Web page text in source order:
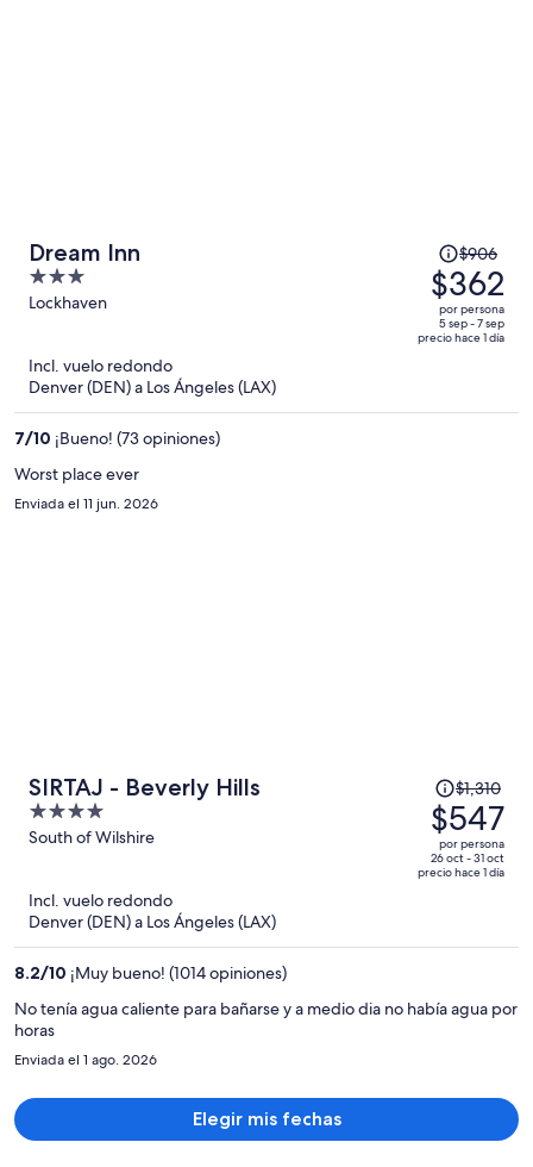
Dream Inn
3
out
Lockhaven
El
precio
era
de
$906
$906
$362
por persona
5 sep - 7 sep
precio hace 1 día
Incl. vuelo redondo
Denver (DEN) a Los Ángeles (LAX)
7/10 ¡Bueno! (73 opiniones)
Worst place ever
Enviada el 11 jun. 2026
SIRTAJ - Beverly Hills
4
out
South of Wilshire
El
precio
era
de
$1,310
$547
$1,310
$547
por persona
26 oct - 31 oct
precio hace 1 día
Incl. vuelo redondo
Denver (DEN) a Los Ángeles (LAX)
8.2/10 ¡Muy bueno! (1014 opiniones)
No tenía agua caliente para bañarse y a medio dia no había agua por
horas
Enviada el 1 ago. 2026
Elegir mis fechas